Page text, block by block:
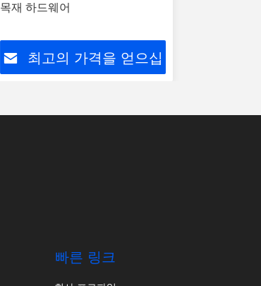
목재 하드웨어
최고의 가격을 얻으십
빠른 링크